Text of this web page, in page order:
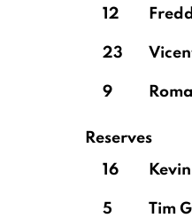
12
23
9
Reserves
16
5 Tim